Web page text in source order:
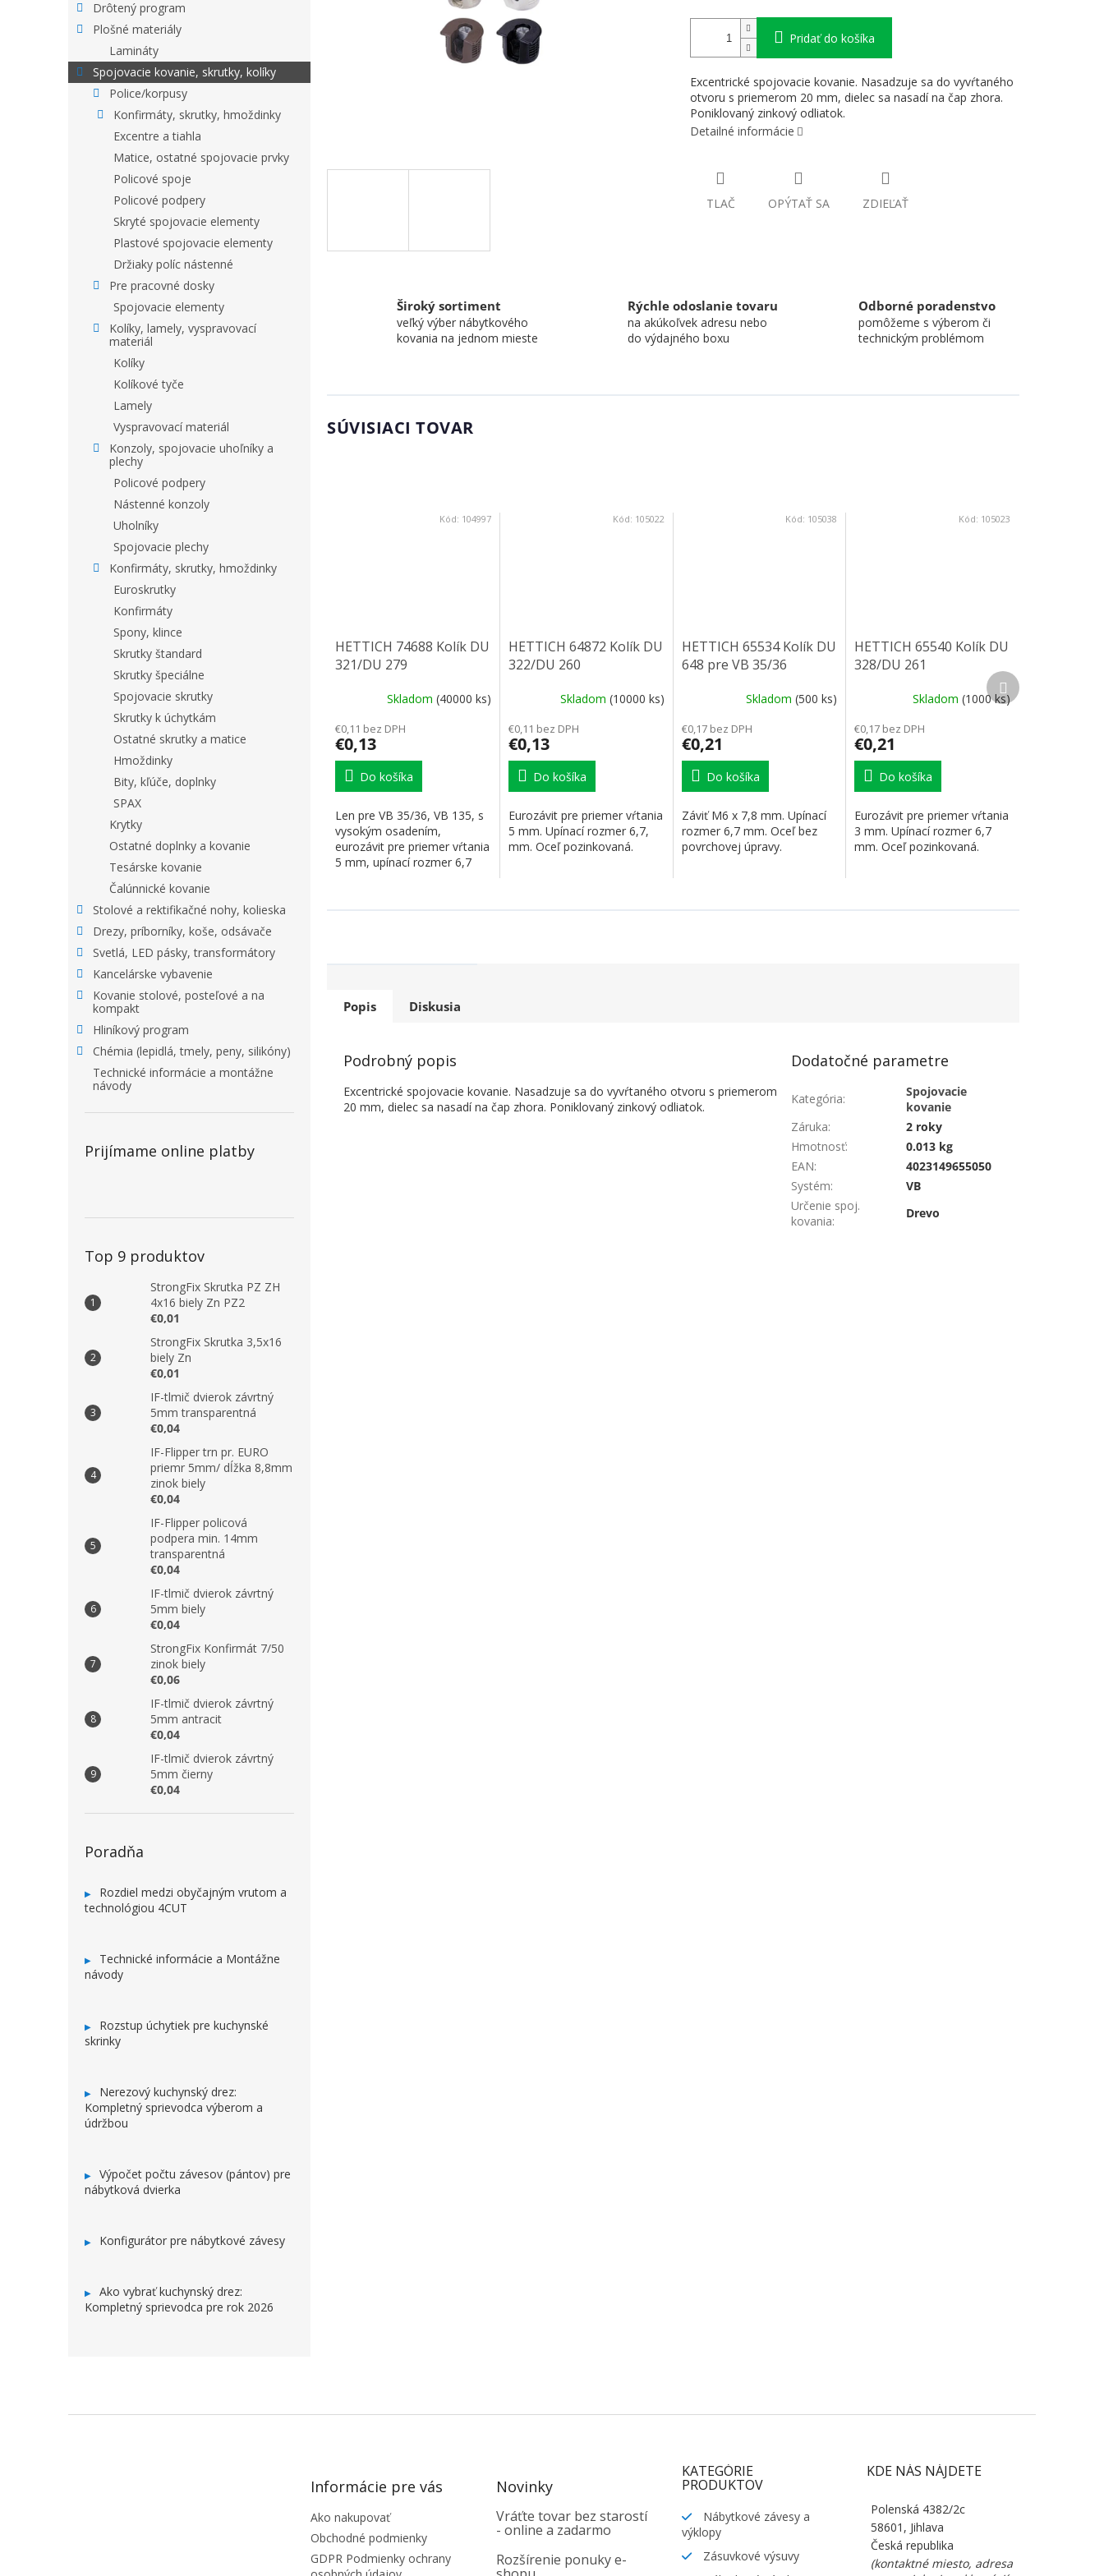
Drôtený program
Plošné materiály
Lamináty
Spojovacie kovanie, skrutky, kolíky
Police/korpusy
Konfirmáty, skrutky, hmoždinky
Excentre a tiahla
Matice, ostatné spojovacie prvky
Policové spoje
Policové podpery
Skryté spojovacie elementy
Plastové spojovacie elementy
Držiaky políc nástenné
Pre pracovné dosky
Spojovacie elementy
Kolíky, lamely, vyspravovací
materiál
Kolíky
Kolíkové tyče
Lamely
Vyspravovací materiál
Konzoly, spojovacie uhoľníky a
plechy
Policové podpery
Nástenné konzoly
Uholníky
Spojovacie plechy
Konfirmáty, skrutky, hmoždinky
Euroskrutky
Konfirmáty
Spony, klince
Skrutky štandard
Skrutky špeciálne
Spojovacie skrutky
Skrutky k úchytkám
Ostatné skrutky a matice
Hmoždinky
Bity, kľúče, doplnky
SPAX
Krytky
Ostatné doplnky a kovanie
Tesárske kovanie
Čalúnnické kovanie
Stolové a rektifikačné nohy, kolieska
Drezy, príborníky, koše, odsávače
Svetlá, LED pásky, transformátory
Kancelárske vybavenie
Kovanie stolové, posteľové a na
kompakt
Hliníkový program
Chémia (lepidlá, tmely, peny, silikóny)
Technické informácie a montážne
návody
Prijímame online platby
Top 9 produktov
StrongFix Skrutka PZ ZH
4x16 biely Zn PZ2
€0,01
StrongFix Skrutka 3,5x16
biely Zn
€0,01
IF-tlmič dvierok závrtný
5mm transparentná
€0,04
IF-Flipper trn pr. EURO
priemr 5mm/ dĺžka 8,8mm
zinok biely
€0,04
IF-Flipper policová
podpera min. 14mm
transparentná
€0,04
IF-tlmič dvierok závrtný
5mm biely
€0,04
StrongFix Konfirmát 7/50
zinok biely
€0,06
IF-tlmič dvierok závrtný
5mm antracit
€0,04
IF-tlmič dvierok závrtný
5mm čierny
€0,04
Poradňa
Rozdiel medzi obyčajným vrutom a
technológiou 4CUT
Technické informácie a Montážne
návody
Rozstup úchytiek pre kuchynské
skrinky
Nerezový kuchynský drez:
Kompletný sprievodca výberom a
údržbou
Výpočet počtu závesov (pántov) pre
nábytková dvierka
Konfigurátor pre nábytkové závesy
Ako vybrať kuchynský drez:
Kompletný sprievodca pre rok 2026
Pridať do košíka
Excentrické spojovacie kovanie. Nasadzuje sa do vyvŕtaného
otvoru s priemerom 20 mm, dielec sa nasadí na čap zhora.
Poniklovaný zinkový odliatok.
Detailné informácie
TLAČ OPÝTAŤ SA ZDIEĽAŤ
Široký sortiment
veľký výber nábytkového
kovania na jednom mieste
Rýchle odoslanie tovaru
na akúkoľvek adresu nebo
do výdajného boxu
Odborné poradenstvo
pomôžeme s výberom či
technickým problémom
SÚVISIACI TOVAR
HETTICH 74688 Kolík DU
321/DU 279
Skladom (40000 ks)
€0,11 bez DPH
€0,13
Do košíka
Len pre VB 35/36, VB 135, s
vysokým osadením,
eurozávit pre priemer vŕtania
5 mm, upínací rozmer 6,7
Kód: 104997
HETTICH 64872 Kolík DU
322/DU 260
Skladom (10000 ks)
€0,11 bez DPH
€0,13
Do košíka
Eurozávit pre priemer vŕtania
5 mm. Upínací rozmer 6,7,
mm. Oceľ pozinkovaná.
Kód: 105022
HETTICH 65534 Kolík DU
648 pre VB 35/36
Skladom(500 ks)
€0,17 bez DPH
€0,21
Do košíka
Záviť M6 x 7,8 mm. Upínací
rozmer 6,7 mm. Oceľ bez
povrchovej úpravy.
Kód: 105038
HETTICH 65540 Kolík DU
328/DU 261
Skladom (1000 ks)
€0,17 bez DPH
€0,21
Do košíka
Eurozávit pre priemer vŕtania
3 mm. Upínací rozmer 6,7
mm. Oceľ pozinkovaná.
Kód: 105023
Ďalší produkt
Popis Diskusia
Podrobný popis
Excentrické spojovacie kovanie. Nasadzuje sa do vyvŕtaného otvoru s priemerom
20 mm, dielec sa nasadí na čap zhora. Poniklovaný zinkový odliatok.
Dodatočné parametre
Kategória:
Spojovacie
kovanie
Záruka:
2 roky
Hmotnosť:
0.013 kg
EAN:
4023149655050
Systém:
VB
Určenie spoj.
kovania:
Drevo
Informácie pre vás
Ako nakupovať
Obchodné podmienky
GDPR Podmienky ochrany
Novinky
Vráťte tovar bez starostí
- online a zadarmo
Rozšírenie ponuky e-
KATEGÓRIE
PRODUKTOV
Nábytkové závesy a
výklopy
Zásuvkové výsuvy
KDE NÁS NÁJDETE
Polenská 4382/2c
58601, Jihlava
Česká republika
(kontaktné miesto, adresa